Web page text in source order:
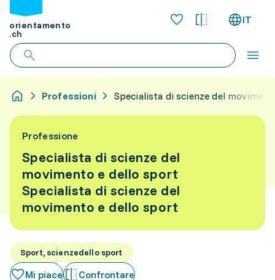
orientamento
.ch
IT
Professioni Specialista di scienze del
Professione
Specialista di scienze del
movimento e dello sport
Specialista di scienze del
movimento e dello sport
Sport, scienzedello sport
Mi piace Confrontare